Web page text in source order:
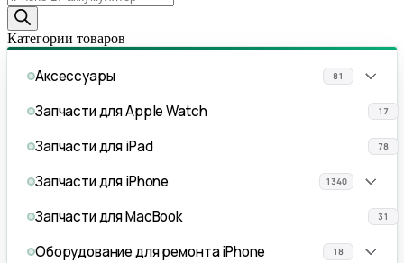
товаров
Категории товаров
Аксессуары 81
Запчасти для Apple Watch 17
Запчасти для iPad 78
Запчасти для iPhone 1340
Запчасти для MacBook 31
Оборудование для ремонта iPhone 18